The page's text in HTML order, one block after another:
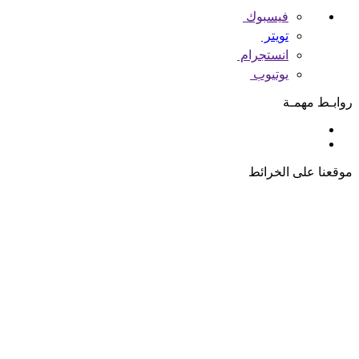
فيسبوك
تويتر
انستجرام
يوتيوب
روابـط مهمـة
موقعنا على الخرائط